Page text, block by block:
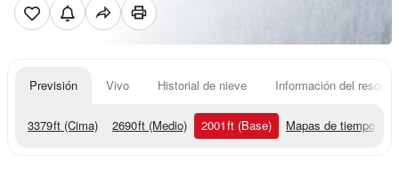
Previsión Vivo Historial de nieve Información del resort
3379ft (Cima) 2690ft (Medio) 2001ft (Base) Mapas de tiempo